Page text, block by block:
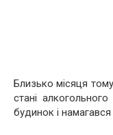
Близько місяця
стані алкогольного
будинок і намагався